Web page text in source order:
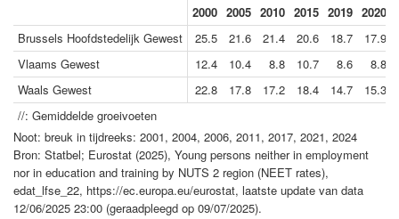
2000 2005 2010 2015 2019 2020
Brussels Hoofdstedelijk Gewest
25.5 21.6 21.4 20.6 18.7 17.9
Vlaams Gewest
12.4 10.4 8.8 10.7 8.6
8.8
Waals Gewest
22.8 17.8 17.2 18.4 14.7 15.3
//: Gemiddelde groeivoeten
Noot: breuk in tijdreeks: 2001, 2004, 2006, 2011, 2017, 2021, 2024
Bron: Statbel; Eurostat (2025), Young persons neither in employment
nor in education and training by NUTS 2 region (NEET rates),
edat_lfse_22, https://ec.europa.eu/eurostat, laatste update van data
12/06/2025 23:00 (geraadpleegd op 09/07/2025).